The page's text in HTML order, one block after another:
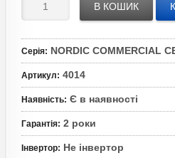
В КОШИК
Серія: NORDIC COMMERCIAL
Артикул: 4014
Наявність: Є в наявності
Гарантія: 2 роки
Інвертор: Не інвертор